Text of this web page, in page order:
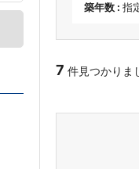
築年数 : 指
7 件見つかりま